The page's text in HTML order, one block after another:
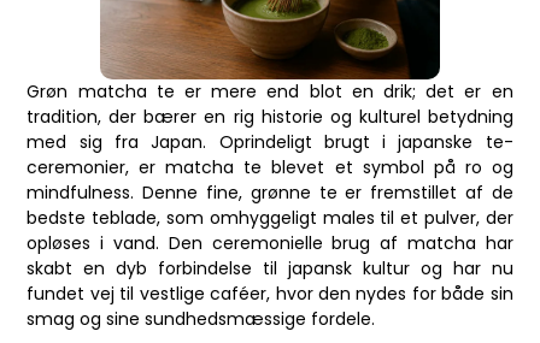
Grøn matcha te er mere end blot en drik; det er en
tradition, der bærer en rig historie og kulturel betydning
med sig fra Japan. Oprindeligt brugt i japanske te-
ceremonier, er matcha te blevet et symbol på ro og
mindfulness. Denne fine, grønne te er fremstillet af de
bedste teblade, som omhyggeligt males til et pulver, der
opløses i vand. Den ceremonielle brug af matcha har
skabt en dyb forbindelse til japansk kultur og har nu
fundet vej til vestlige caféer, hvor den nydes for både sin
smag og sine sundhedsmæssige fordele.